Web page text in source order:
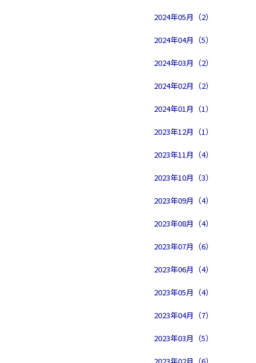
2024年05月（2）
2024年04月（5）
2024年03月（2）
2024年02月（2）
2024年01月（1）
2023年12月（1）
2023年11月（4）
2023年10月（3）
2023年09月（4）
2023年08月（4）
2023年07月（6）
2023年06月（4）
2023年05月（4）
2023年04月（7）
2023年03月（5）